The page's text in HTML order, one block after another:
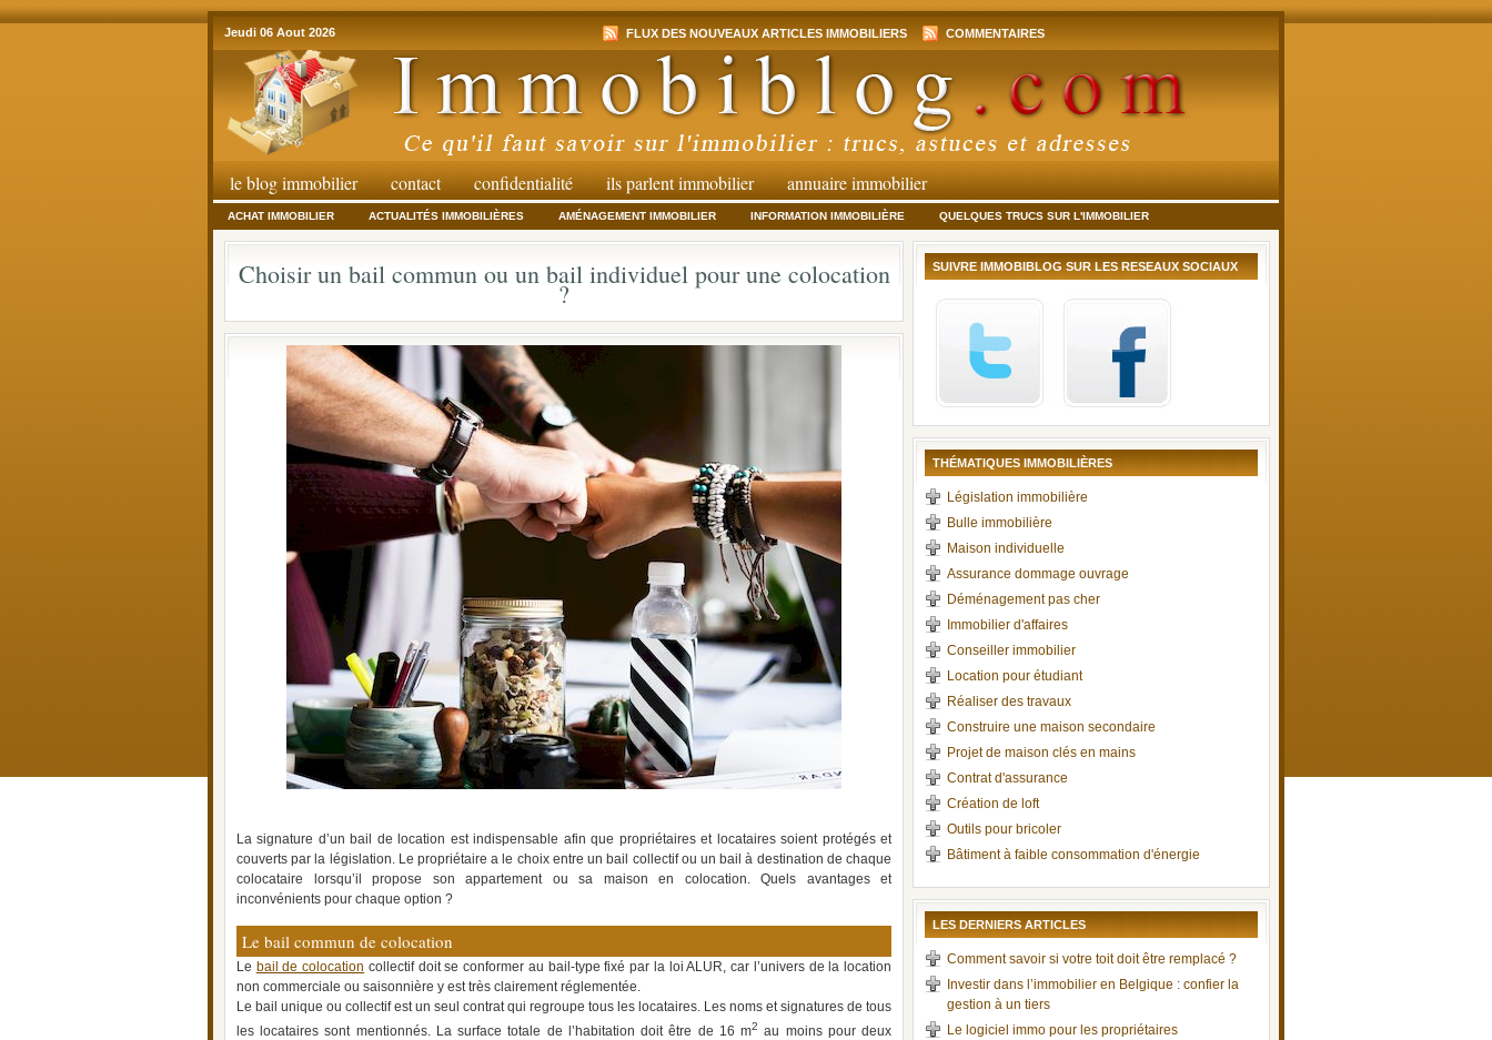
Jeudi 06 Aout 2026 FLUX DES NOUVEAUX ARTICLES IMMOBILIERS COMMENTAIRES
le blog immobilier contact confidentialité ils parlent immobilier annuaire immobilier
ACHAT IMMOBILIER ACTUALITÉS IMMOBILIÈRES AMÉNAGEMENT IMMOBILIER INFORMATION IMMOBILIÈRE QUELQUES TRUCS SUR L'IMMOBILIER
Choisir un bail commun ou un bail individuel pour une colocation
?
La signature d’un bail de location est indispensable afin que propriétaires et locataires soient protégés et
couverts par la législation. Le propriétaire a le choix entre un bail collectif ou un bail à destination de chaque
colocataire lorsqu’il propose son appartement ou sa maison en colocation. Quels avantages et
inconvénients pour chaque option ?
Le bail commun de colocation
Le bail de colocation collectif doit se conformer au bail-type fixé par la loi ALUR, car l’univers de la location
non commerciale ou saisonnière y est très clairement réglementée.
Le bail unique ou collectif est un seul contrat qui regroupe tous les locataires. Les noms et signatures de tous
les locataires sont mentionnés. La surface totale de l’habitation doit être de 16 m2 au moins pour deux
SUIVRE IMMOBIBLOG SUR LES RESEAUX SOCIAUX
THÉMATIQUES IMMOBILIÈRES
Législation immobilière
Bulle immobilière
Maison individuelle
Assurance dommage ouvrage
Déménagement pas cher
Immobilier d'affaires
Conseiller immobilier
Location pour étudiant
Réaliser des travaux
Construire une maison secondaire
Projet de maison clés en mains
Contrat d'assurance
Création de loft
Outils pour bricoler
Bâtiment à faible consommation d'énergie
LES DERNIERS ARTICLES
Comment savoir si votre toit doit être remplacé ?
Investir dans l’immobilier en Belgique : confier la
gestion à un tiers
Le logiciel immo pour les propriétaires